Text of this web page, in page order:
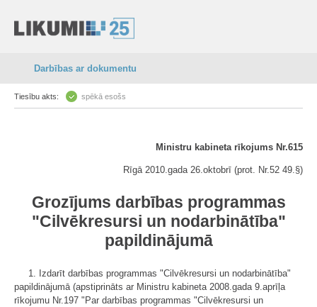
Darbības ar dokumentu
Tiesību akts: spēkā esošs
Ministru kabineta rīkojums Nr.615
Rīgā 2010.gada 26.oktobrī (prot. Nr.52 49.§)
Grozījums darbības programmas
"Cilvēkresursi un nodarbinātība"
papildinājumā
1. Izdarīt darbības programmas "Cilvēkresursi un nodarbinātība"
papildinājumā (apstiprināts ar Ministru kabineta 2008.gada 9.aprīļa
rīkojumu Nr.197 "Par darbības programmas "Cilvēkresursi un